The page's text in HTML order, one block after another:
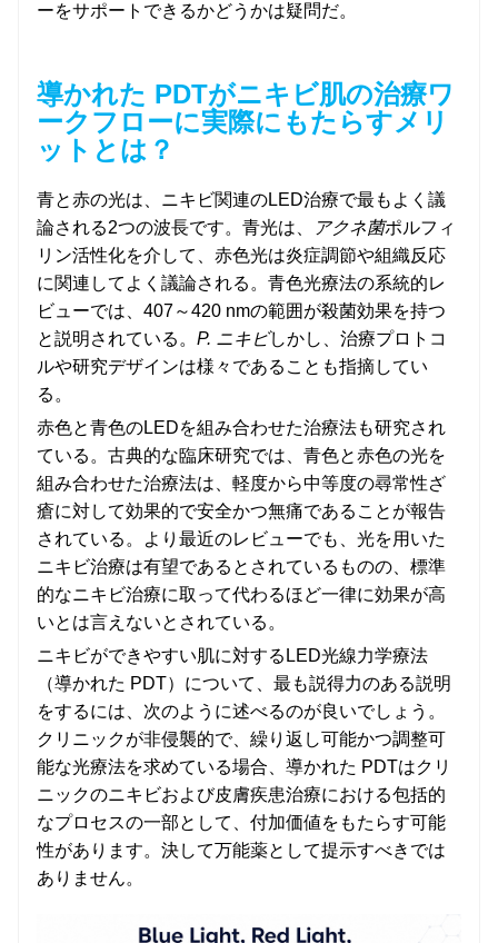
ーをサポートできるかどうかは疑問だ。
導かれた PDTがニキビ肌の治療ワ
ークフローに実際にもたらすメリ
ットとは？
青と赤の光は、ニキビ関連のLED治療で最もよく議
論される2つの波長です。青光は、
アクネ菌ポルフィ
リン活性化を介して、赤色光は炎症調節や組織反応
に関連してよく議論される。青色光療法の系統的レ
ビューでは、407～420 nmの範囲が殺菌効果を持つ
と説明されている。 P. ニキビしかし、治療プロトコ
ルや研究デザインは様々であることも指摘してい
る。
赤色と青色のLEDを組み合わせた治療法も研究され
ている。古典的な臨床研究では、青色と赤色の光を
組み合わせた治療法は、軽度から中等度の尋常性ざ
瘡に対して効果的で安全かつ無痛であることが報告
されている。より最近のレビューでも、光を用いた
ニキビ治療は有望であるとされているものの、標準
的なニキビ治療に取って代わるほど一律に効果が高
いとは言えないとされている。
ニキビができやすい肌に対するLED光線力学療法
（導かれた PDT）について、最も説得力のある説明
をするには、次のように述べるのが良いでしょう。
クリニックが非侵襲的で、繰り返し可能かつ調整可
能な光療法を求めている場合、導かれた PDTはクリ
ニックのニキビおよび皮膚疾患治療における包括的
なプロセスの一部として、付加価値をもたらす可能
性があります。決して万能薬として提示すべきでは
ありません。